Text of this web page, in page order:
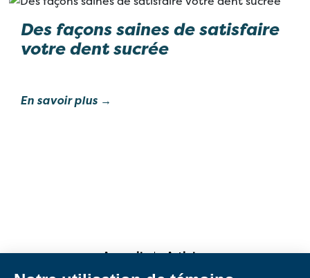
Des façons saines de satisfaire
votre dent sucrée
En savoir plus →
Accueil
Articles